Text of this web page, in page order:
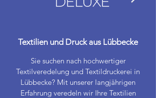
Textilien und Druck aus Lübbecke
Sie suchen nach hochwertiger
Textilveredelung und Textildruckerei in
Lübbecke? Mit unserer langjährigen
Erfahrung veredeln wir Ihre Textilien